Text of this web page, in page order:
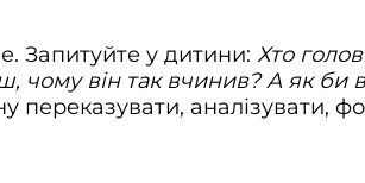
Запитуйте у дитини: Хто
чому він так вчинив? А як би
переказувати, аналізувати,